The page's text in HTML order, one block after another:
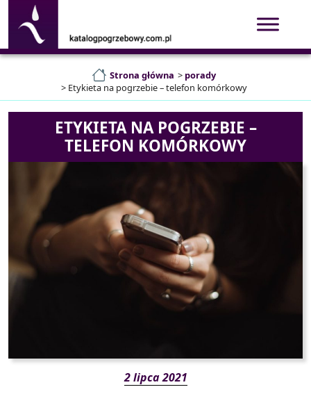
Strona główna > porady
> Etykieta na pogrzebie – telefon komórkowy
ETYKIETA NA POGRZEBIE –
TELEFON KOMÓRKOWY
2 lipca 2021